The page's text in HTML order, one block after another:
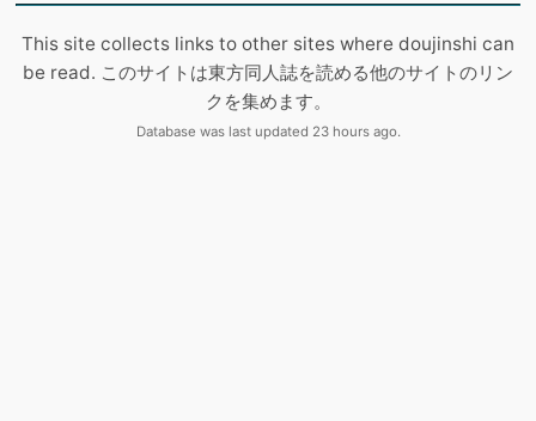
This site collects links to other sites where doujinshi can
be read. このサイトは東方同人誌を読める他のサイトのリン
クを集めます。
Database was last updated 23 hours ago.